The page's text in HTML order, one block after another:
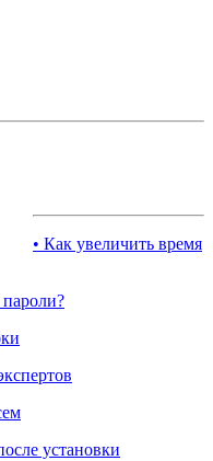
• Как увеличить время
установки